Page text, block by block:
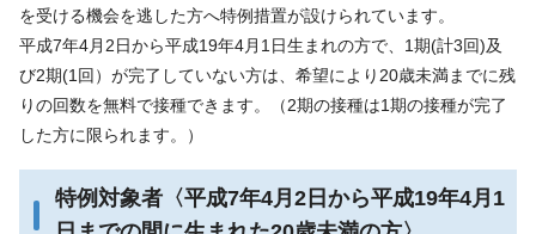
を受ける機会を逃した方へ特例措置が設けられています。
平成7年4月2日から平成19年4月1日生まれの方で、1期(計3回)及
び2期(1回）が完了していない方は、希望により20歳未満までに残
りの回数を無料で接種できます。（2期の接種は1期の接種が完了
した方に限られます。）
特例対象者〈平成7年4月2日から平成19年4月1